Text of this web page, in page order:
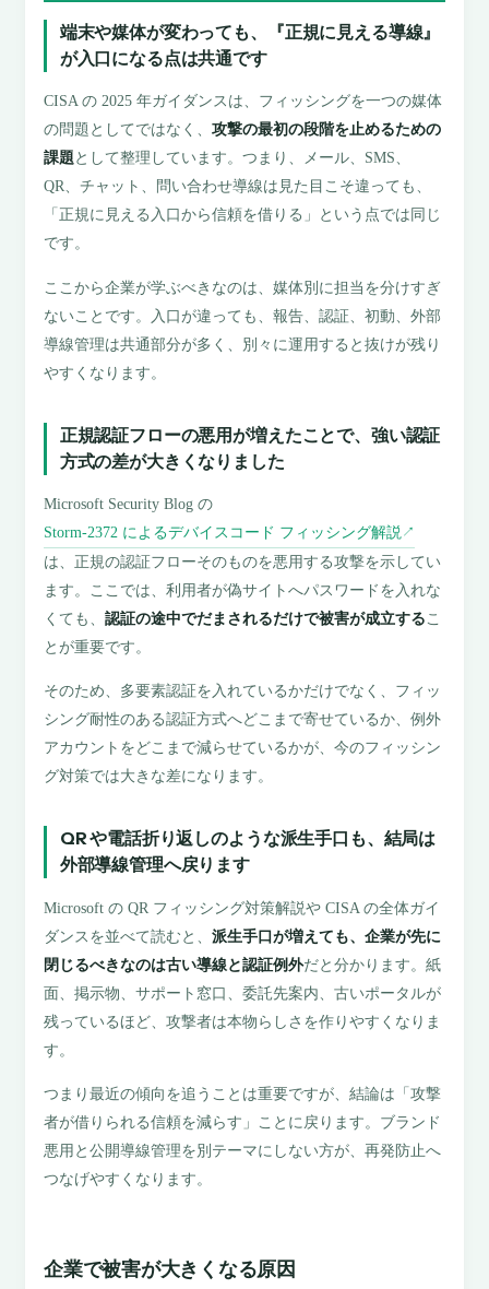
端末や媒体が変わっても、『正規に見える導線』
が入口になる点は共通です
CISA の 2025 年ガイダンスは、フィッシングを一つの媒体
の問題としてではなく、攻撃の最初の段階を止めるための
課題 として整理しています。つまり、メール、SMS、
QR、チャット、問い合わせ導線は見た目こそ違っても、
「正規に見える入口から信頼を借りる」という点では同じ
です。
ここから企業が学ぶべきなのは、媒体別に担当を分けすぎ
ないことです。入口が違っても、報告、認証、初動、外部
導線管理は共通部分が多く、別々に運用すると抜けが残り
やすくなります。
正規認証フローの悪用が増えたことで、強い認証
方式の差が大きくなりました
Microsoft Security Blog の
Storm-2372 によるデバイスコード フィッシング解説 ↗
は、正規の認証フローそのものを悪用する攻撃を示してい
ます。ここでは、利用者が偽サイトへパスワードを入れな
くても、認証の途中でだまされるだけで被害が成立する こ
とが重要です。
そのため、多要素認証を入れているかだけでなく、フィッ
シング耐性のある認証方式へどこまで寄せているか、例外
アカウントをどこまで減らせているかが、今のフィッシン
グ対策では大きな差になります。
QR や電話折り返しのような派生手口も、結局は
外部導線管理へ戻ります
Microsoft の QR フィッシング対策解説や CISA の全体ガイ
ダンスを並べて読むと、派生手口が増えても、企業が先に
閉じるべきなのは古い導線と認証例外だと分かります。紙
面、掲示物、サポート窓口、委託先案内、古いポータルが
残っているほど、攻撃者は本物らしさを作りやすくなりま
す。
つまり最近の傾向を追うことは重要ですが、結論は「攻撃
者が借りられる信頼を減らす」ことに戻ります。ブランド
悪用と公開導線管理を別テーマにしない方が、再発防止へ
つなげやすくなります。
企業で被害が大きくなる原因